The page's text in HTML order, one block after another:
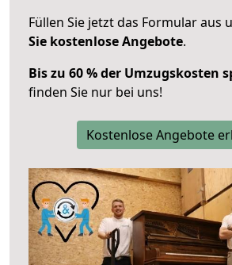
Füllen Sie jetzt das Formular aus
Sie kostenlose Angebote.
Bis zu 60 % der Umzugskosten
finden Sie nur bei uns!
Kostenlose Angebote